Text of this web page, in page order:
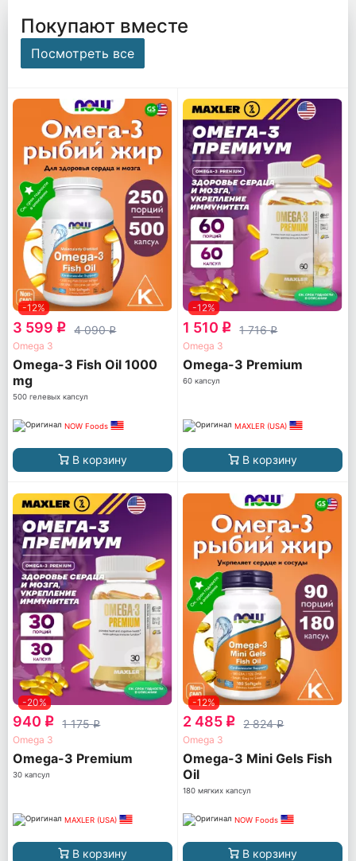
Покупают вместе
Посмотреть все
-12%
3 599 q 4 090q
Omega 3
Omega-3 Fish Oil 1000
mg
500 гелевых капсул
NOW Foods
В корзину
-12%
1 510 q 1 716q
Omega 3
Omega-3 Premium
60 капсул
MAXLER (USA)
В корзину
-20%
940 q 1 175q
Omega 3
Omega-3 Premium
30 капсул
MAXLER (USA)
В корзину
-12%
2 485 q 2 824q
Omega 3
Omega-3 Mini Gels Fish
Oil
180 мягких капсул
NOW Foods
В корзину